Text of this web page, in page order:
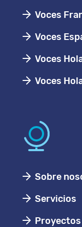
Voces
Voces
Voces
Voces
Sobre
Servicios
Proyectos